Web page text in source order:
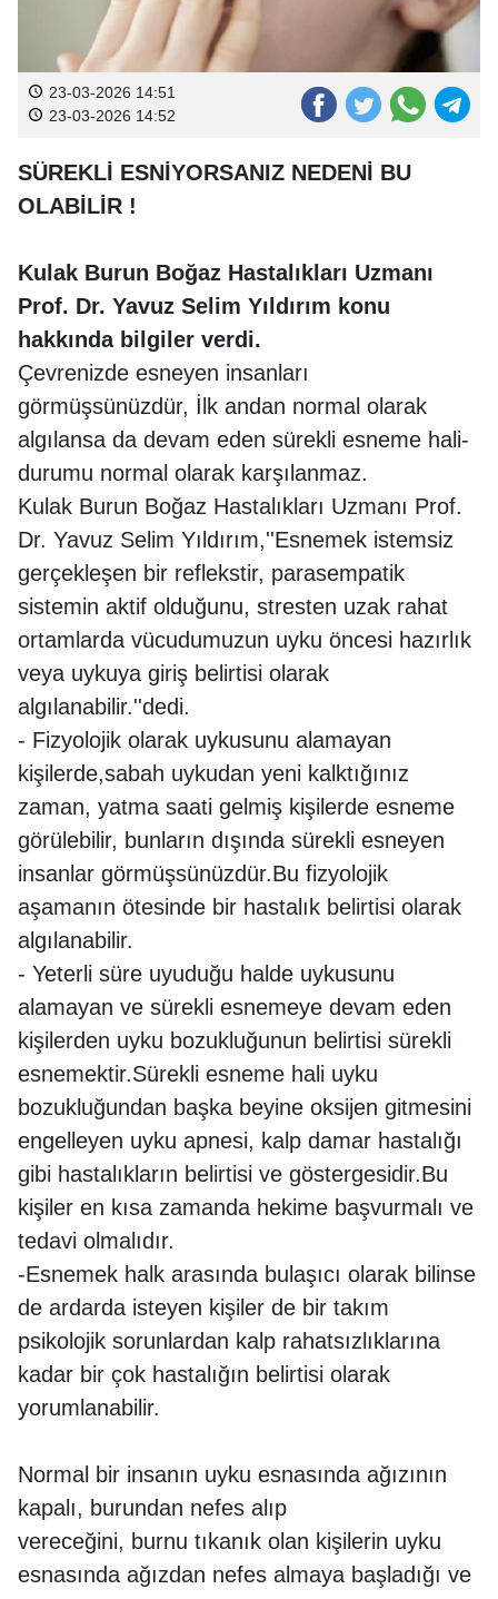
23-03-2026 14:51
23-03-2026 14:52
SÜREKLİ ESNİYORSANIZ NEDENİ BU
OLABİLİR !
Kulak Burun Boğaz Hastalıkları Uzmanı
Prof. Dr. Yavuz Selim Yıldırım konu
hakkında bilgiler verdi.
Çevrenizde esneyen insanları
görmüşsünüzdür, İlk andan normal olarak
algılansa da devam eden sürekli esneme hali-
durumu normal olarak karşılanmaz.
Kulak Burun Boğaz Hastalıkları Uzmanı Prof.
Dr. Yavuz Selim Yıldırım,''Esnemek istemsiz
gerçekleşen bir reflekstir, parasempatik
sistemin aktif olduğunu, stresten uzak rahat
ortamlarda vücudumuzun uyku öncesi hazırlık
veya uykuya giriş belirtisi olarak
algılanabilir.''dedi.
- Fizyolojik olarak uykusunu alamayan
kişilerde,sabah uykudan yeni kalktığınız
zaman, yatma saati gelmiş kişilerde esneme
görülebilir, bunların dışında sürekli esneyen
insanlar görmüşsünüzdür.Bu fizyolojik
aşamanın ötesinde bir hastalık belirtisi olarak
algılanabilir.
- Yeterli süre uyuduğu halde uykusunu
alamayan ve sürekli esnemeye devam eden
kişilerden uyku bozukluğunun belirtisi sürekli
esnemektir.Sürekli esneme hali uyku
bozukluğundan başka beyine oksijen gitmesini
engelleyen uyku apnesi, kalp damar hastalığı
gibi hastalıkların belirtisi ve göstergesidir.Bu
kişiler en kısa zamanda hekime başvurmalı ve
tedavi olmalıdır.
-Esnemek halk arasında bulaşıcı olarak bilinse
de ardarda isteyen kişiler de bir takım
psikolojik sorunlardan kalp rahatsızlıklarına
kadar bir çok hastalığın belirtisi olarak
yorumlanabilir.
Normal bir insanın uyku esnasında ağızının
kapalı, burundan nefes alıp
vereceğini, burnu tıkanık olan kişilerin uyku
esnasında ağızdan nefes almaya başladığı ve